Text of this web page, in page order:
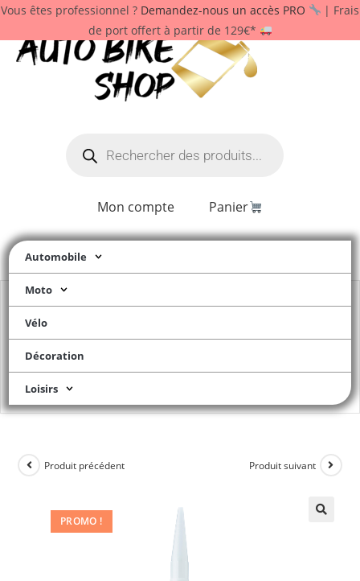
Vous êtes professionnel ? Demandez-nous un accès PRO
| Frais
de port offert à partir de 129€*
Mon compte Panier
Automobile
Moto
Vélo
Décoration
Loisirs
PROMO !
Produit précédent Produit suivant